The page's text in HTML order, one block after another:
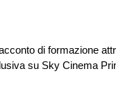
di formazione
su Sky Cinema